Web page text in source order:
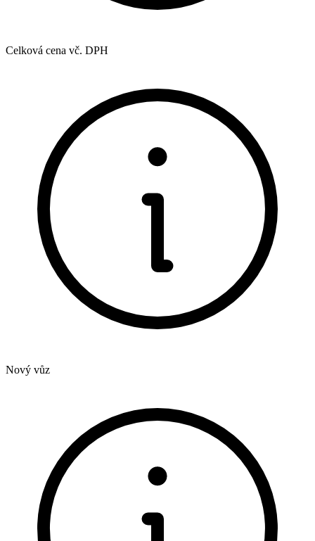
Celková cena vč. DPH
Nový vůz